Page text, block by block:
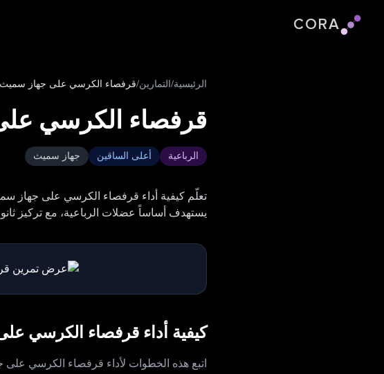
شعار CoraCORA
الرئيسية/التمارين/قرفصاء الكرسي على جهاز سميث
قرفصاء الكرسي
الرباعية أعلى الساقين جهاز سميث
تعلّم كيفية أداء قرفصاء الكرسي على جهاز
يستهدف أساساً عضلات الرباعية، مع تركيز
كيفية أداء قرفصاء الكرسي
اتبع هذه الخطوات لأداء قرفصاء الكرسي